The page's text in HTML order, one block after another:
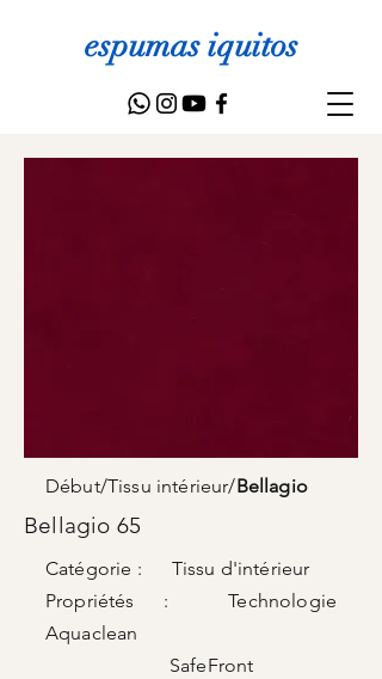
espumas iquitos
Début/Tissu intérieur/Bellagio
Bellagio 65
Catégorie : Tissu d'intérieur
Propriétés : Technologie
Aquaclean
SafeFront